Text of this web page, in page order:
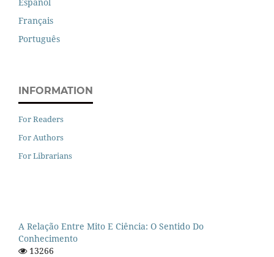
Français
Português
INFORMATION
For Readers
For Authors
For Librarians
A Relação Entre Mito E Ciência: O Sentido Do
Conhecimento
13266